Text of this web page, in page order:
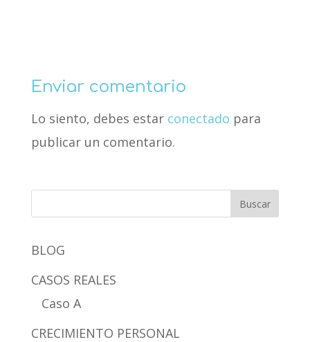
Enviar comentario
Lo siento, debes estar conectado para
publicar un comentario.
BLOG
CASOS REALES
Caso A
CRECIMIENTO PERSONAL